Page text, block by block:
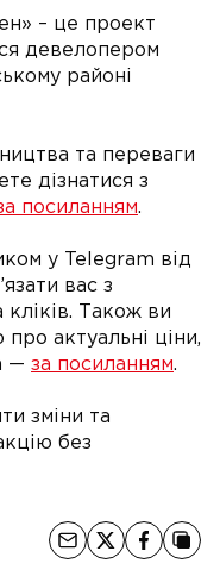
– це проект
девелопером
районі
та переваги
дізнатися з
посиланням.
у Telegram від
вас з
кліків. Також ви
актуальні ціни,
— за посиланням.
зміни та
без